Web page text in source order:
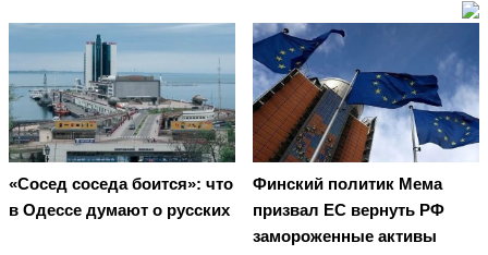
«Сосед соседа боится»: что
в Одессе думают о русских
Финский политик Мема
призвал ЕС вернуть РФ
замороженные активы